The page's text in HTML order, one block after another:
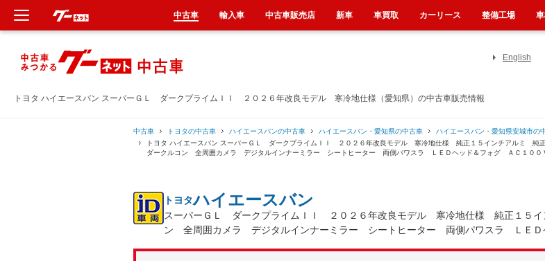
トヨタ ハイエースバン スーパーＧＬ ダークプライムＩＩ ２０２６年改良モデル 寒冷地仕様（愛知県）の中古車販売情報
English
中古車 トヨタの中古車 ハイエースバンの中古車 ハイエースバン・愛知県の中古車
ハイエースバン・愛知県安城市の
トヨタ ハイエースバン スーパーＧＬ ダークプライムＩＩ ２０２６年改良モデル 寒冷地仕様 純正１５インチアルミ 純
ダークルコン 全周囲カメラ デジタルインナーミラー シートヒーター 両側パワスラ ＬＥＤヘッド＆フォグ ＡＣ１００
トヨタハイエースバン
スーパーＧＬ ダークプライムＩＩ ２０２６年改良モデル 寒冷地仕様 純正１５
ン 全周囲カメラ デジタルインナーミラー シートヒーター 両側パワスラ ＬＥＤ
中古車 輸入車 中古車販売店 新車 車買取 カーリース 整備工場
新車
中古車